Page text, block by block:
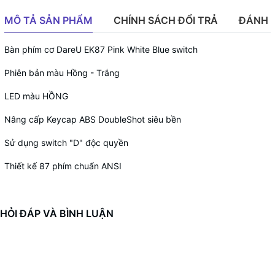
MÔ TẢ SẢN PHẨM CHÍNH SÁCH ĐỔI TRẢ ĐÁNH
Bàn phím cơ DareU EK87 Pink White Blue switch
Phiên bản màu Hồng - Trắng
LED màu HỒNG
Nâng cấp Keycap ABS DoubleShot siêu bền
Sử dụng switch "D" độc quyền
Thiết kế 87 phím chuẩn ANSI
HỎI ĐÁP VÀ BÌNH LUẬN